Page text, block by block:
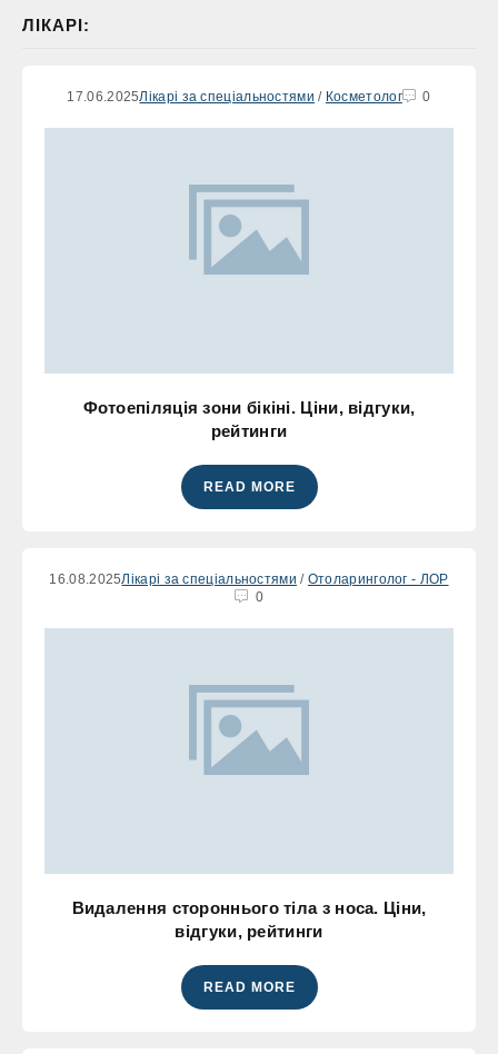
ЛІКАРІ:
17.06.2025Лікарі за спеціальностями / Косметолог 0
Фотоепіляція зони бікіні. Ціни, відгуки,
рейтинги
READ MORE
16.08.2025Лікарі за спеціальностями / Отоларинголог - ЛОР
0
Видалення стороннього тіла з носа. Ціни,
відгуки, рейтинги
READ MORE